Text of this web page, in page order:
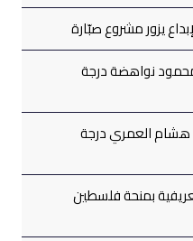
يزور مشروع صبّارة
نواهضة درجة
هشام العمري درجة
بمنحة فلسطين